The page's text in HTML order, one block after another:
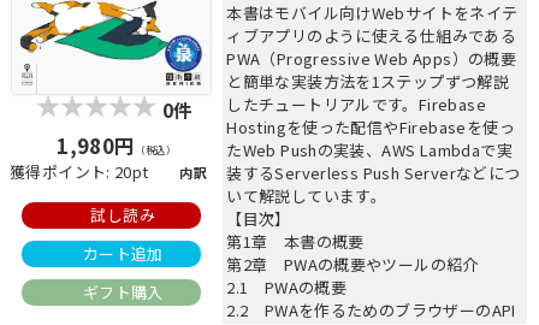
0件
1,980円 （税込）
獲得ポイント: 20pt 内訳
試し読み
カート追加
ギフト購入
本書はモバイル向けWebサイトをネイテ
ィブアプリのように使える仕組みである
PWA（Progressive Web Apps）の概要
と簡単な実装方法を1ステップずつ解説
したチュートリアルです。Firebase
Hostingを使った配信やFirebaseを使っ
たWeb Pushの実装、AWS Lambdaで実
装するServerless Push Serverなどにつ
いて解説しています。
【目次】
第1章 本書の概要
第2章 PWAの概要やツールの紹介
2.1 PWAの概要
2.2 PWAを作るためのブラウザーのAPI